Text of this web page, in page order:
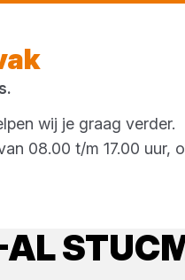
AL
wij je graag verder.
08.00 t/m 17.00 uur,